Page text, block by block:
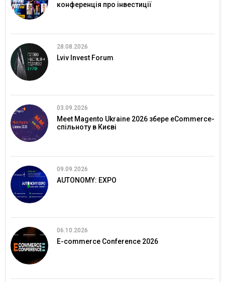
конференція про інвестиції
28.08.2026
Lviv Invest Forum
03.09.2026
Meet Magento Ukraine 2026 збере eCommerce-
спільноту в Києві
09.09.2026
AUTONOMY: EXPO
06.10.2026
E-commerce Conference 2026